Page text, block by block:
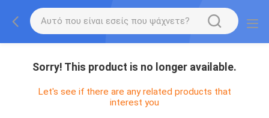
Sorry! This product is no longer available.
Let's see if there are any related products that
interest you